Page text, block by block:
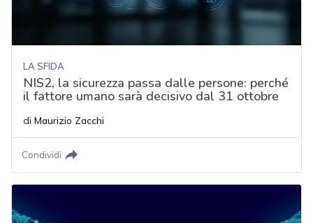
LA SFIDA
NIS2, la sicurezza passa dalle persone: perché
il fattore umano sarà decisivo dal 31 ottobre
di Maurizio Zacchi
Condividi